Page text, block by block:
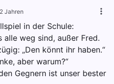
Jahren
in der Schule:
alle weg sind, außer Fred.
„Den könnt ihr haben.“
aber warum?“
Gegnern ist unser bester